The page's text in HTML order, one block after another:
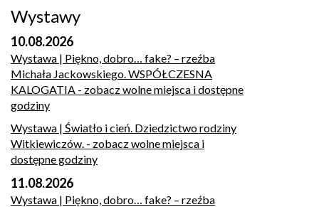
Wystawy
10.08.2026
Wystawa | Piękno, dobro… fake? – rzeźba
Michała Jackowskiego. WSPÓŁCZESNA
KALOGATIA - zobacz wolne miejsca i dostępne
godziny
Wystawa | Światło i cień. Dziedzictwo rodziny
Witkiewiczów. - zobacz wolne miejsca i
dostępne godziny
11.08.2026
Wystawa | Piękno, dobro… fake? – rzeźba